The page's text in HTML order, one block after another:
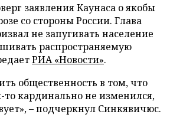
заявления Каунаса о якобы
со стороны России. Глава
не запугивать население
распространяемую
РИА «Новости».
общественность в том, что
то кардинально не изменился,
– подчеркнул Синкявичюс.